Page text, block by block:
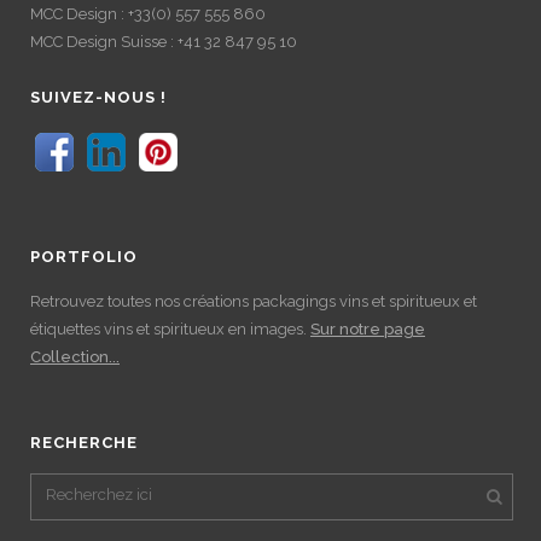
MCC Design : +33(0) 557 555 860
MCC Design Suisse : +41 32 847 95 10
SUIVEZ-NOUS !
PORTFOLIO
Retrouvez toutes nos créations packagings vins et spiritueux et
étiquettes vins et spiritueux en images. Sur notre page
Collection...
RECHERCHE